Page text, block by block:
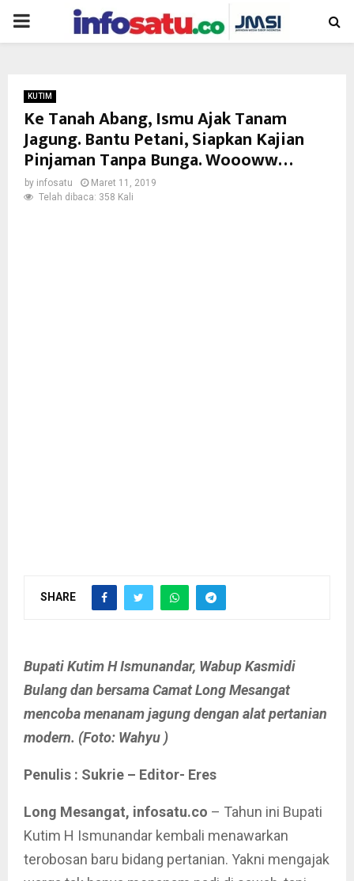
PRIMARY
KUTIM
Ke Tanah Abang, Ismu Ajak Tanam
Jagung. Bantu Petani, Siapkan Kajian
Pinjaman Tanpa Bunga. Woooww…
by infosatu
Maret 11, 2019
Telah dibaca: 358 Kali
SHARE
Bupati Kutim H Ismunandar, Wabup Kasmidi
Bulang dan bersama Camat Long Mesangat
mencoba menanam jagung dengan alat pertanian
modern. (Foto: Wahyu )
Penulis : Sukrie – Editor- Eres
Long Mesangat, infosatu.co – Tahun ini Bupati
Kutim H Ismunandar kembali menawarkan
terobosan baru bidang pertanian. Yakni mengajak